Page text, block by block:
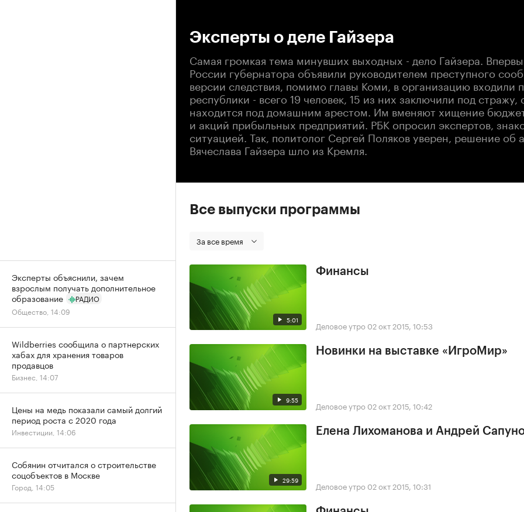
Эксперты о деле Гайзера
Самая громкая тема минувших выходных - дело Гайзера.
России губернатора объявили руководителем преступного
версии следствия, помимо главы Коми, в организацию входили
республики - всего 19 человек, 15 из них заключили под стражу,
находится под домашним арестом. Им вменяют хищение
и акций прибыльных предприятий. РБК опросил экспертов,
ситуацией. Так, политолог Сергей Поляков уверен, решение об
Вячеслава Гайзера шло из Кремля.
Все выпуски программы
За все время
5:01
Финансы
Деловое утро 02 окт 2015, 10:53
9:55
Новинки на выставке «ИгроМир»
Деловое утро 02 окт 2015, 10:42
29:59
Елена Лихоманова и Андрей
Деловое утро 02 окт 2015, 10:31
Эксперты объяснили, зачем
взрослым получать дополнительное
образование
РАДИО
Общество, 14:09
Wildberries сообщила о партнерских
хабах для хранения товаров
продавцов
Бизнес, 14:07
Цены на медь показали самый долгий
период роста с 2020 года
Инвестиции, 14:06
Собянин отчитался о строительстве
соцобъектов в Москве
Город, 14:05